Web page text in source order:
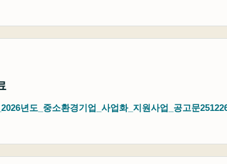
년도_중소환경기업_사업화_지원사업_공고문